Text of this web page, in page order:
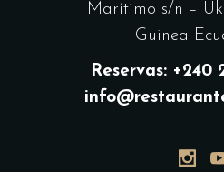
Marítimo s/n –
Guinea
Reservas: +240